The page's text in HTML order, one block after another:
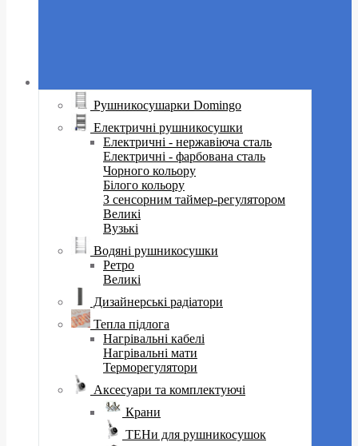
Рушникосушарки Domingo
Електричні рушникосушки
Електричні - нержавіюча сталь
Електричні - фарбована сталь
Чорного кольору
Білого кольору
З сенсорним таймер-регулятором
Великі
Вузькі
Водяні рушникосушки
Ретро
Великі
Дизайнерські радіатори
Тепла підлога
Нагрівальні кабелі
Нагрівальні мати
Терморегулятори
Аксесуари та комплектуючі
Крани
ТЕНи для рушникосушок